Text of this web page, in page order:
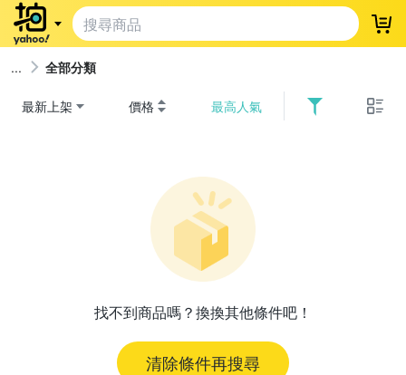
登
全部分類
最新上架 價格 最高人氣
找不到商品嗎？換換其他條件吧！
清除條件再搜尋